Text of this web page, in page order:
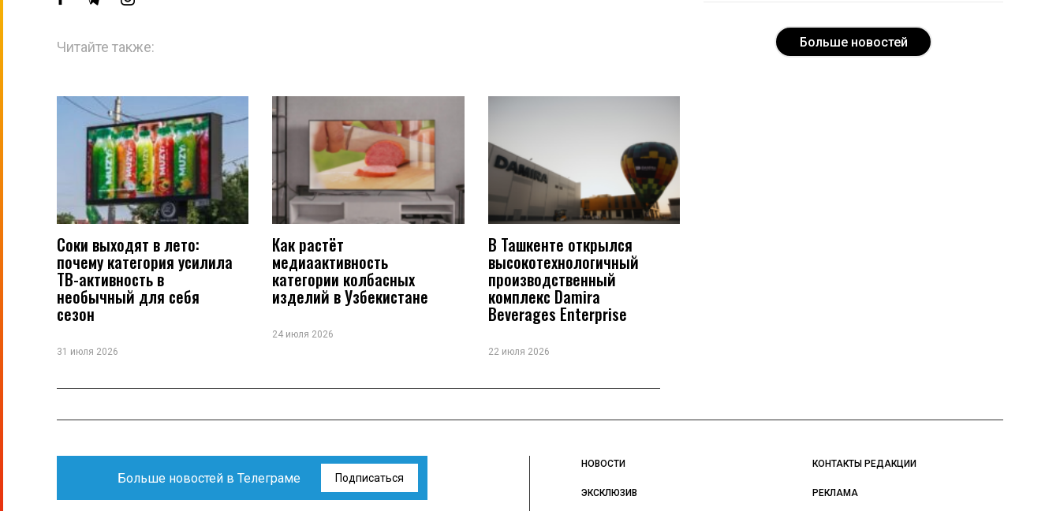
Читайте также:
Соки выходят в лето:
почему категория усилила
ТВ-активность в
необычный для себя
сезон
31 июля 2026
Как растёт
медиаактивность
категории колбасных
изделий в Узбекистане
24 июля 2026
В Ташкенте открылся
высокотехнологичный
производственный
комплекс Damira
Beverages Enterprise
22 июля 2026
Больше новостей
Больше новостей в Телеграме Подписаться
НОВОСТИ
ЭКСКЛЮЗИВ
КОНТАКТЫ РЕДАКЦИИ
РЕКЛАМА